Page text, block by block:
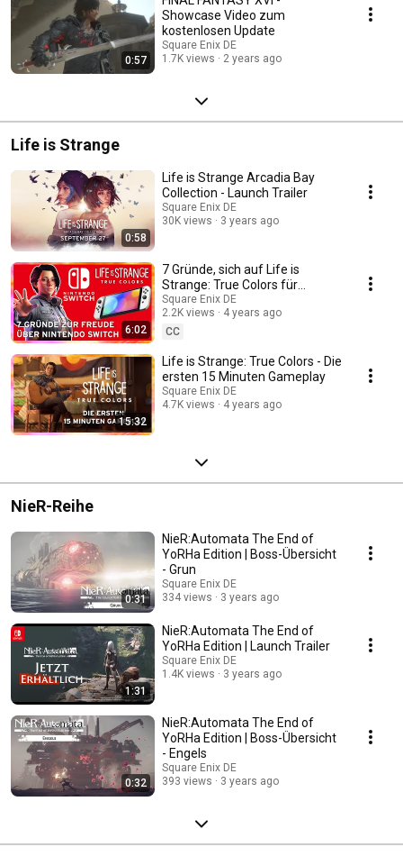
0:57
Showcase Video zum
kostenlosen Update
Square Enix DE
1.7K views
2 years ago
Life is Strange
0:58
Life is Strange Arcadia Bay
Collection - Launch Trailer
Square Enix DE
30K views
3 years ago
6:02
7 Gründe, sich auf Life is
Strange: True Colors für
Nintendo Switch zu freuen
Square Enix DE
2.2K views
4 years ago
CC
15:32
Life is Strange: True Colors - Die
ersten 15 Minuten Gameplay
Square Enix DE
4.7K views
4 years ago
NieR-Reihe
0:31
NieR:Automata The End of
YoRHa Edition | Boss-Übersicht
- Grun
Square Enix DE
334 views
3 years ago
1:31
NieR:Automata The End of
YoRHa Edition | Launch Trailer
Square Enix DE
1.4K views
3 years ago
0:32
NieR:Automata The End of
YoRHa Edition | Boss-Übersicht
- Engels
Square Enix DE
393 views
3 years ago